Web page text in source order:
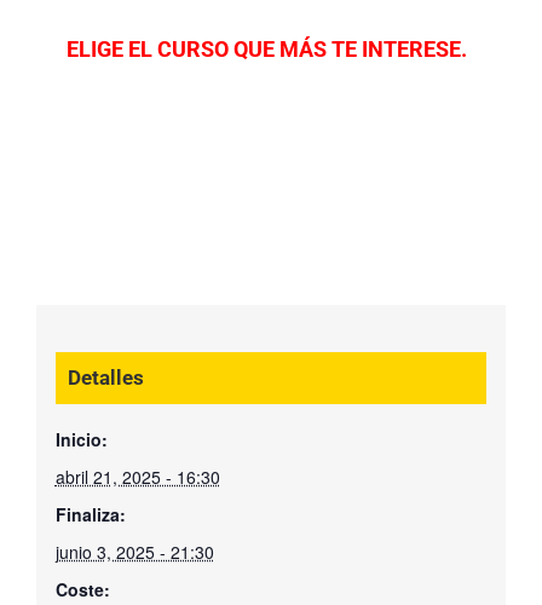
ELIGE EL CURSO QUE MÁS TE INTERESE.
Detalles
Inicio:
abril 21, 2025 - 16:30
Finaliza:
junio 3, 2025 - 21:30
Coste: